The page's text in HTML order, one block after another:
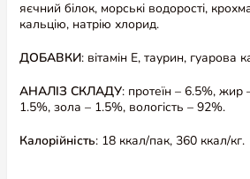
кальцію, натрію хлорид.
1.5%, зола – 1.5%, вологість – 92%.